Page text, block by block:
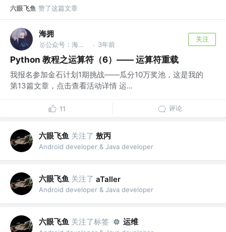
六眼飞鱼 赞了这篇文章
海拥
🥇公众号：海拥 | 水系全栈🥈 · 3年前
关注
Python 教程之运算符（6）—— 运算符重载
我报名参加金石计划1期挑战——瓜分10万奖池，这是我的
第13篇文章，点击查看活动详情 运...
11 评论
六眼飞鱼 关注了 敖丙
Android developer & Java developer
六眼飞鱼 关注了 aTaller
Android developer & Java developer
六眼飞鱼 关注了标签 运维